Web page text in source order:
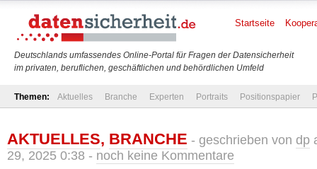
Deutschlands umfassendes Online-Portal für Fragen der Datensicherheit
im privaten, beruflichen, geschäftlichen und behördlichen Umfeld
Startseite
Themen: Aktuelles Branche Experten Portraits Positionspapier
AKTUELLES, BRANCHE - geschrieben von dp
29, 2025 0:38 - noch keine Kommentare